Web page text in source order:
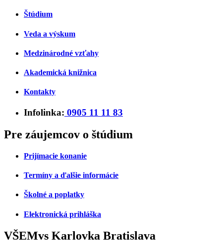
Štúdium
Veda a výskum
Medzinárodné vzťahy
Akademická knižnica
Kontakty
Infolinka: 0905 11 11 83
Pre záujemcov o štúdium
Prijímacie konanie
Termíny a ďalšie informácie
Školné a poplatky
Elektronická prihláška
VŠEMvs Karlovka Bratislava